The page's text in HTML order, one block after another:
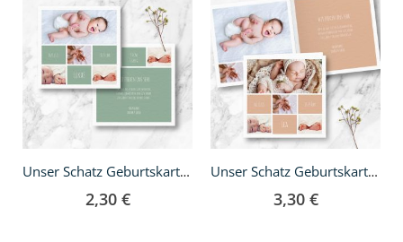
Unser Schatz Geburtskarte - quadratisch
2,30 €
Unser Schatz Geburtskarte - Klappkarte quadratisch
3,30 €